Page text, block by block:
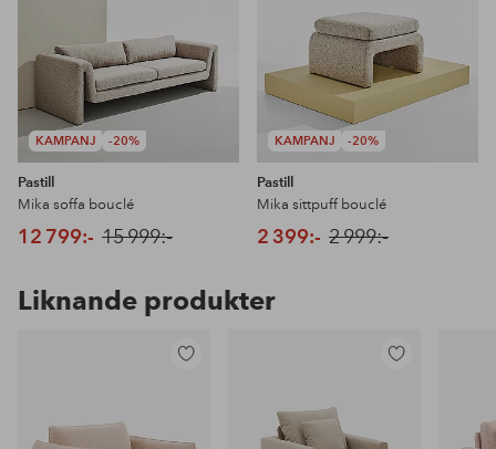
KAMPANJ -20%
Pastill
Mika soffa bouclé
12 799:- 15 999:-
KAMPANJ -20%
Pastill
Mika sittpuff bouclé
2 399:- 2 999:-
Liknande produkter